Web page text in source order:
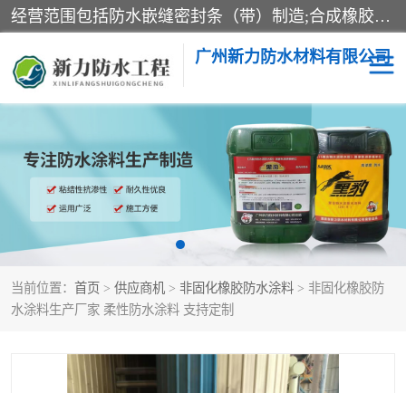
经营范围包括防水嵌缝密封条（带）制造;合成橡胶制造（监控化学品、危险化学品除外）;沥青混合物制造;防水胶粘带制造;其他合成材料制造（监控化学品、危险化学品除外）;涂料制造（监控化学品、危险化学品除外）;建筑结构防水补漏;防水建筑材料制造;粘合剂制造（监控化学品、危险化学品除外）;涂料零售;广州新力防水材料有限公司具有1处分支机构。
广州新力防水材料有限公司
当前位置： 首页 > 供应商机 > 非固化橡胶防水涂料 > 非固化橡胶防
水涂料生产厂家 柔性防水涂料 支持定制
黑豹防水胶 建筑108胶水
乳化沥青防水涂料 自粘卷材
非固化橡胶防水涂料